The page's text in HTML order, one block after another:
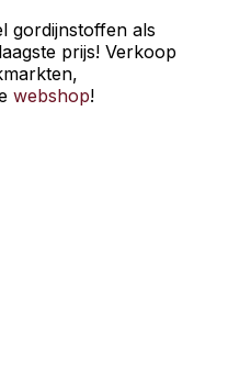
gordijnstoffen als
prijs! Verkoop
webshop!